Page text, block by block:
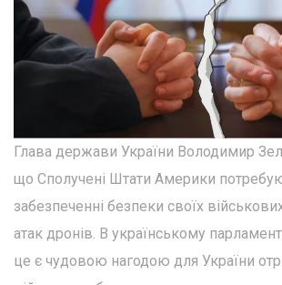
Глава держави України Володимир
що Сполучені Штати Америки
забезпеченні безпеки своїх
атак дронів. В українському
це є чудовою нагодою для України